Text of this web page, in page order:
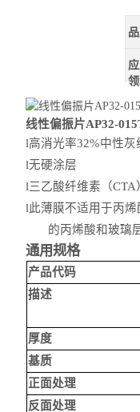
线性偏振片AP32-
l高消光率32%中性灰
l无硬涂层
l三乙酸纤维素（CTA
l此薄膜不适用于丙
的丙烯酸和玻璃
通用规格
产品代码
描述
厚度
基质
正面处理
反面处理